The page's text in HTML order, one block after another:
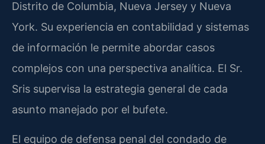
Distrito de Columbia, Nueva Jersey y Nueva
York. Su experiencia en contabilidad y sistemas
de información le permite abordar casos
complejos con una perspectiva analítica. El Sr.
Sris supervisa la estrategia general de cada
asunto manejado por el bufete.
El equipo de defensa penal del condado de